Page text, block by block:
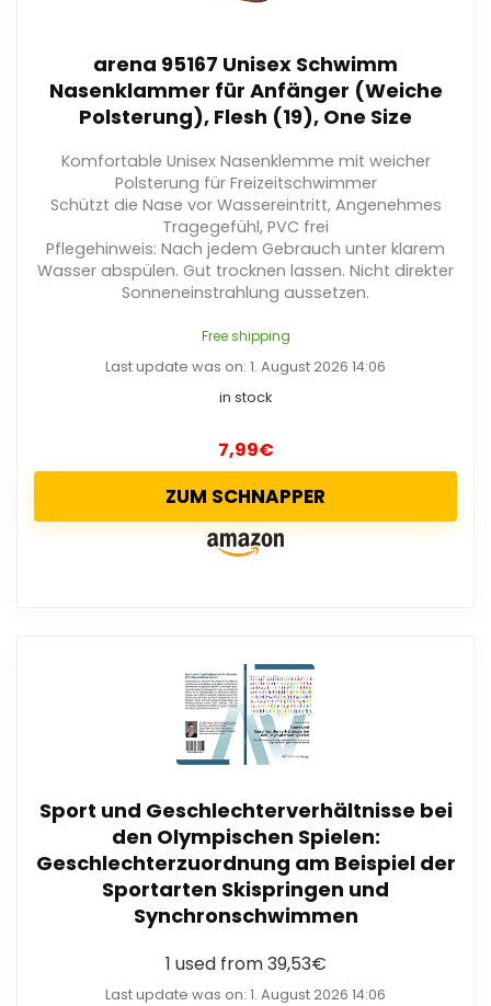
arena 95167 Unisex Schwimm
Nasenklammer für Anfänger (Weiche
Polsterung), Flesh (19), One Size
Komfortable Unisex Nasenklemme mit weicher
Polsterung für Freizeitschwimmer
Schützt die Nase vor Wassereintritt, Angenehmes
Tragegefühl, PVC frei
Pflegehinweis: Nach jedem Gebrauch unter klarem
Wasser abspülen. Gut trocknen lassen. Nicht direkter
Sonneneinstrahlung aussetzen.
Free shipping
Last update was on: 1. August 2026 14:06
in stock
7,99€
ZUM SCHNAPPER
Sport und Geschlechterverhältnisse bei
den Olympischen Spielen:
Geschlechterzuordnung am Beispiel der
Sportarten Skispringen und
Synchronschwimmen
1 used from 39,53€
Last update was on: 1. August 2026 14:06